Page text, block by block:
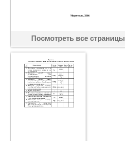
Посмотреть все страницы